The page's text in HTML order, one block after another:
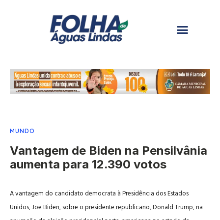
MUNDO
Vantagem de Biden na Pensilvânia
aumenta para 12.390 votos
A vantagem do candidato democrata à Presidência dos Estados
Unidos, Joe Biden, sobre o presidente republicano, Donald Trump, na